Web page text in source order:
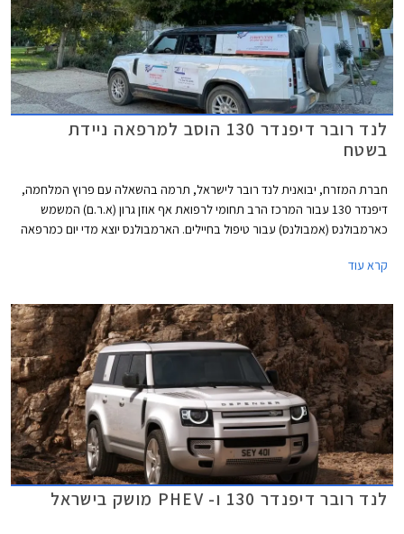
לנד רובר דיפנדר 130 הוסב למרפאה ניידת
בשטח
חברת המזרח, יבואנית לנד רובר לישראל, תרמה בהשאלה עם פרוץ המלחמה,
דיפנדר 130 עבור המרכז הרב תחומי לרפואת אף אוזן גרון (א.ר.ם) המשמש
כארמבולנס (אמבולנס) עבור טיפול בחיילים. הארמבולנס יוצא מדי יום כמרפאה
נייד וציוד רפואי - ופוגשים יחידות סדיר/מילואים ואזרחים להענקת טיפול בשטח.
קרא עוד
לנד רובר דיפנדר 130 ו- PHEV מושק בישראל